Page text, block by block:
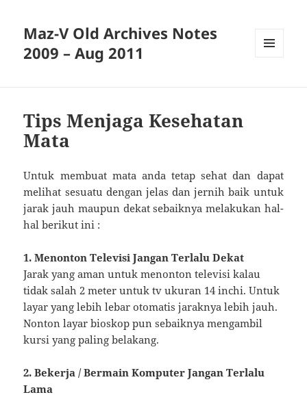
Maz-V Old Archives Notes
2009 – Aug 2011
Tips Menjaga Kesehatan
Mata
Untuk membuat mata anda tetap sehat dan dapat
melihat sesuatu dengan jelas dan jernih baik untuk
jarak jauh maupun dekat sebaiknya melakukan hal-
hal berikut ini :
1. Menonton Televisi Jangan Terlalu Dekat
Jarak yang aman untuk menonton televisi kalau
tidak salah 2 meter untuk tv ukuran 14 inchi. Untuk
layar yang lebih lebar otomatis jaraknya lebih jauh.
Nonton layar bioskop pun sebaiknya mengambil
kursi yang paling belakang.
2. Bekerja / Bermain Komputer Jangan Terlalu
Lama